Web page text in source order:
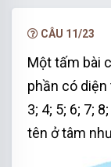
CÂU 11/23
Một tấm bài
phần có diện
3; 4; 5; 6; 7;
tên ở tâm